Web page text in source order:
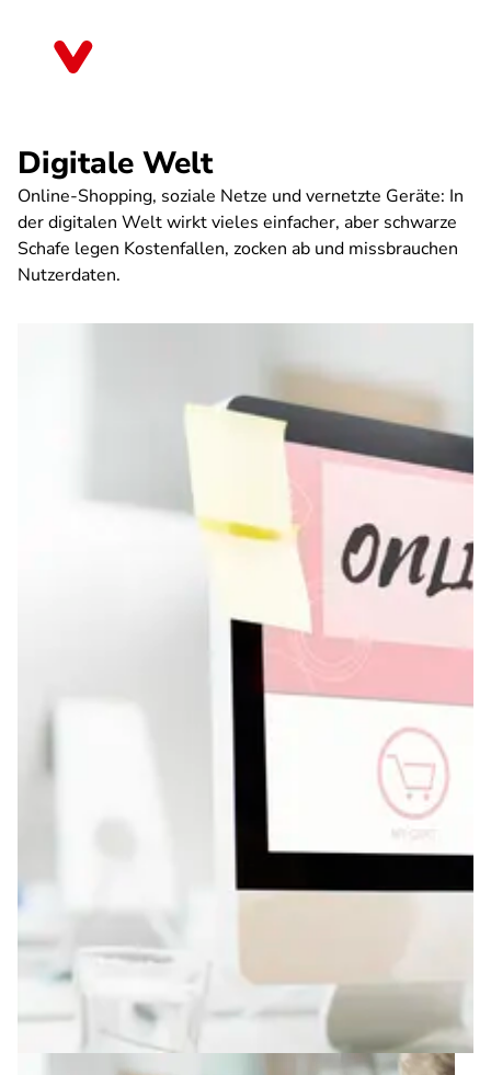
Digitale Welt
Online-Shopping, soziale Netze und vernetzte Geräte: In
der digitalen Welt wirkt vieles einfacher, aber schwarze
Schafe legen Kostenfallen, zocken ab und missbrauchen
Nutzerdaten.